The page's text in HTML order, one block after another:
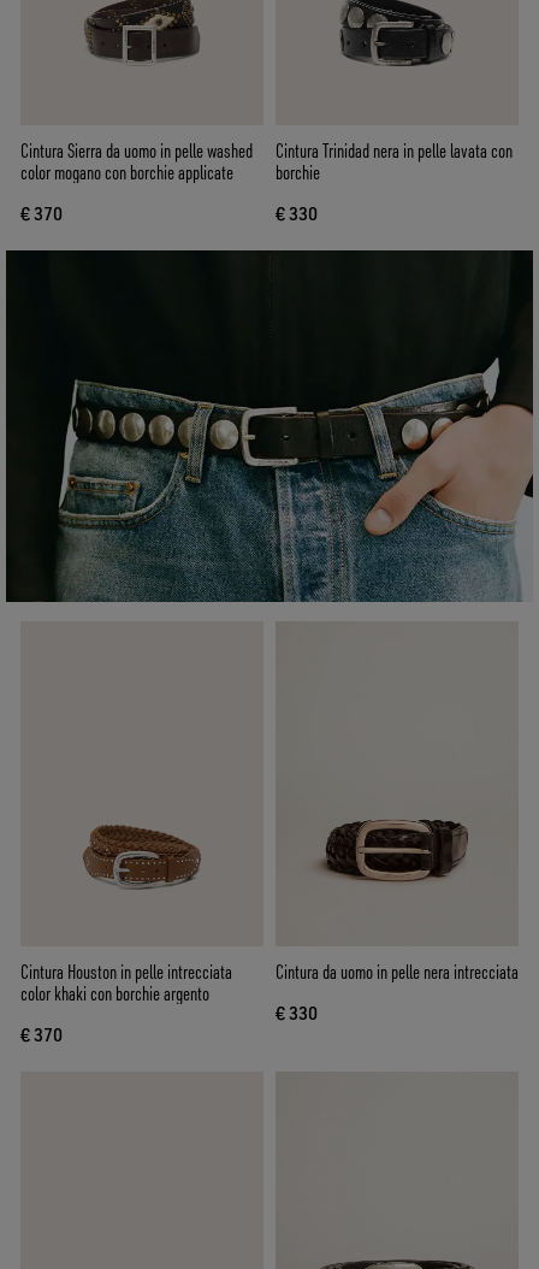
Cintura Sierra da uomo in pelle washed
color mogano con borchie applicate
€ 370
Cintura Trinidad nera in pelle lavata con
borchie
€ 330
Cintura Houston in pelle intrecciata
color khaki con borchie argento
€ 370
Cintura da uomo in pelle nera intrecciata
€ 330